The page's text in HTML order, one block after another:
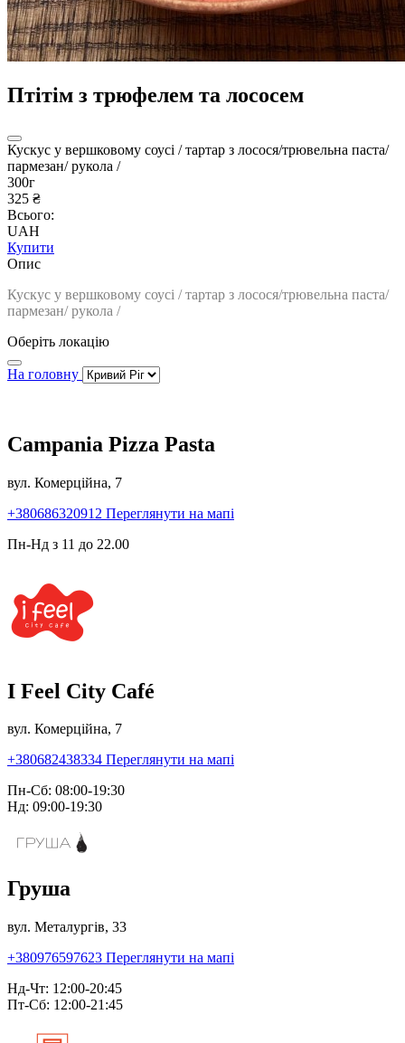
Птітім з трюфелем та лососем
Кускус у вершковому соусі / тартар з лосося/трювельна паста/
пармезан/ рукола /
300г
325 ₴
Всього:
UAH
Купити
Опис
Кускус у вершковому соусі / тартар з лосося/трювельна паста/
пармезан/ рукола /
Оберіть локацію
На головну
Campania Pizza Pasta
вул. Комерційна, 7
+380686320912 Переглянути на мапі
Пн-Нд з 11 до 22.00
I Feel City Café
вул. Комерційна, 7
+380682438334 Переглянути на мапі
Пн-Сб: 08:00-19:30
Нд: 09:00-19:30
Груша
вул. Металургів, 33
+380976597623 Переглянути на мапі
Нд-Чт: 12:00-20:45
Пт-Сб: 12:00-21:45